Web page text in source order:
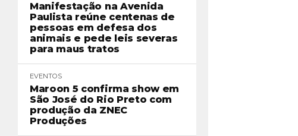
Manifestação na Avenida
Paulista reúne centenas de
pessoas em defesa dos
animais e pede leis severas
para maus tratos
EVENTOS
Maroon 5 confirma show em
São José do Rio Preto com
produção da ZNEC
Produções